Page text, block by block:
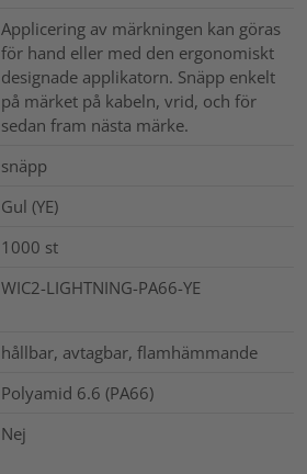
Applicering av märkningen kan göras
för hand eller med den ergonomiskt
designade applikatorn. Snäpp enkelt
på märket på kabeln, vrid, och för
sedan fram nästa märke.
snäpp
Gul (YE)
1000 st
WIC2-LIGHTNING-PA66-YE
hållbar, avtagbar, flamhämmande
Polyamid 6.6 (PA66)
Nej